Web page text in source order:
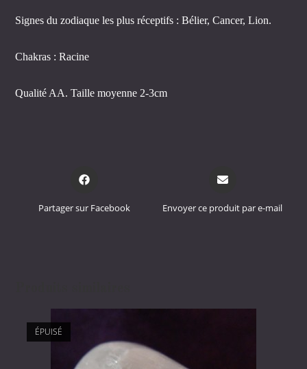
Signes du zodiaque les plus réceptifs : Bélier, Cancer, Lion.
Chakras : Racine
Qualité AA. Taille moyenne 2-3cm
Opens
new
Partager sur Facebook
Opens
new
Envoyer ce produit par e-mail
ÉPUISÉ